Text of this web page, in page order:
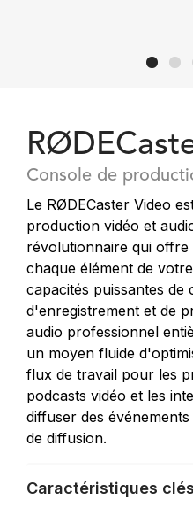
Console de
Le RØDECaster Video
production vidéo et
révolutionnaire qui
chaque élément de
capacités puissantes de
d'enregistrement et de
audio professionnel
un moyen fluide
flux de travail pour les
podcasts vidéo et les
diffuser des
de diffusion.
Caractéristiques clés